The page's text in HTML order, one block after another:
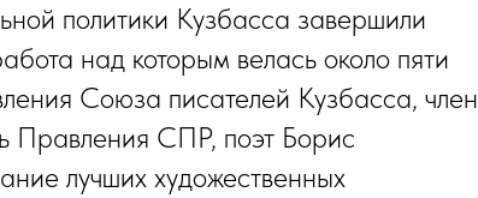
политики Кузбасса завершили
над которым велась около пяти
Союза писателей Кузбасса, член
Правления СПР, поэт Борис
лучших художественных